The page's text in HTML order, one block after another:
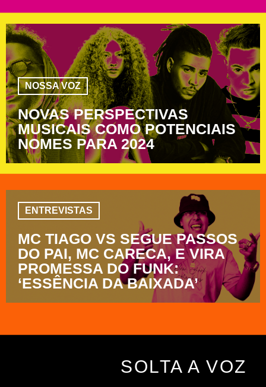
NOSSA VOZ
NOVAS PERSPECTIVAS
MUSICAIS COMO POTENCIAIS
NOMES PARA 2024
ENTREVISTAS
MC TIAGO VS SEGUE PASSOS
DO PAI, MC CARECA, E VIRA
PROMESSA DO FUNK:
‘ESSÊNCIA DA BAIXADA’
SOLTA A VOZ